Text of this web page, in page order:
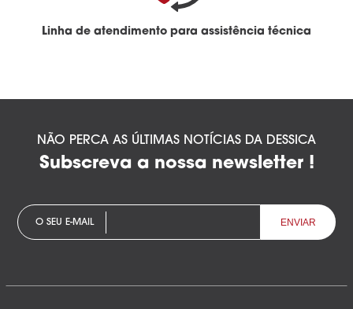
Linha de atendimento para assistência técnica
NÃO PERCA AS ÚLTIMAS NOTÍCIAS DA DESSICA
Subscreva a nossa newsletter !
O SEU E-MAIL